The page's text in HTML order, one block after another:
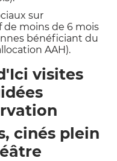
sur
moins de 6 mois
bénéficiant du
AAH).
visites
cinés plein